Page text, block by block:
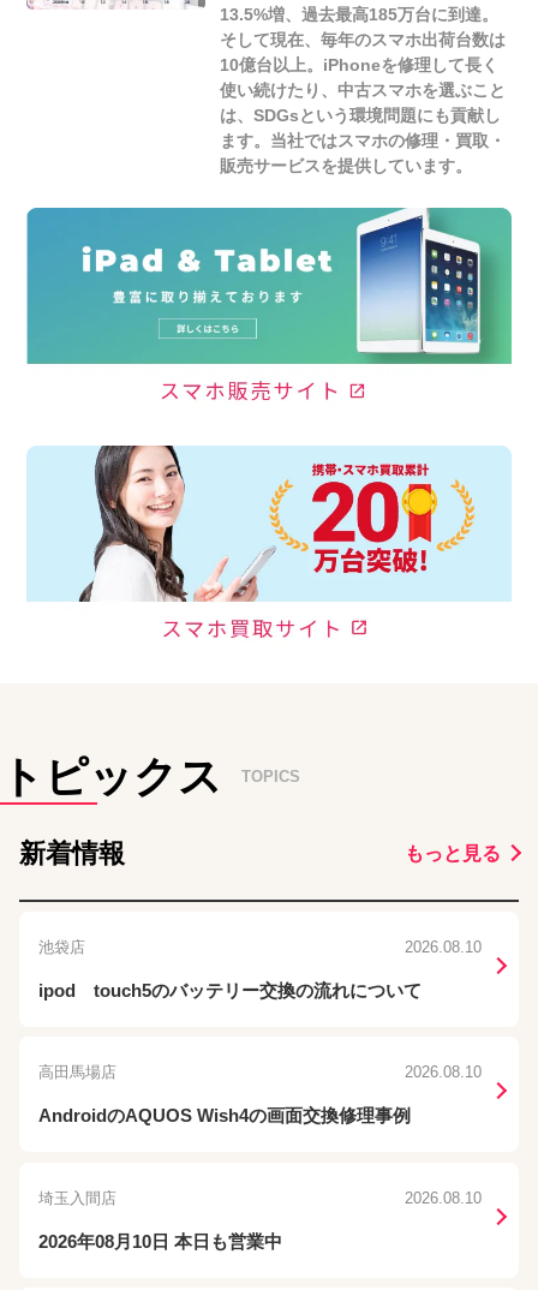
13.5%増、過去最高185万台に到達。
そして現在、毎年のスマホ出荷台数は
10億台以上。iPhoneを修理して長く
使い続けたり、中古スマホを選ぶこと
は、SDGsという環境問題にも貢献し
ます。当社ではスマホの修理・買取・
販売サービスを提供しています。
トピックス TOPICS
新着情報 もっと見る
池袋店 2026.08.10
ipod touch5のバッテリー交換の流れについて
高田馬場店 2026.08.10
AndroidのAQUOS Wish4の画面交換修理事例
埼玉入間店 2026.08.10
2026年08月10日 本日も営業中